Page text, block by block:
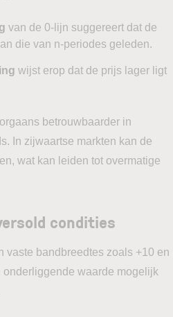
van de 0-lijn suggereert dat de
die van n-periodes geleden.
wijst erop dat de prijs lager ligt
betrouwbaarder in
In zijwaartse markten kan de
wat kan leiden tot overmatige
condities
vaste bandbreedtes zoals +10 en
onderliggende waarde mogelijk